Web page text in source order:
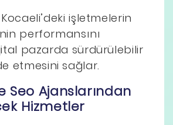
işletmelerin
performansını
pazarda sürdürülebilir
etmesini sağlar.
Seo Ajanslarından
Hizmetler